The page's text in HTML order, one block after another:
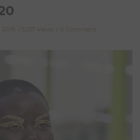
3257 Views 0 Comment